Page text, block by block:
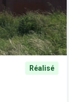
Réalisé